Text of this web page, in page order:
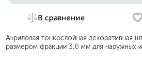
В сравнение
Акриловая тонкослойная декоративная
размером фракции 3,0 мм для наружных и